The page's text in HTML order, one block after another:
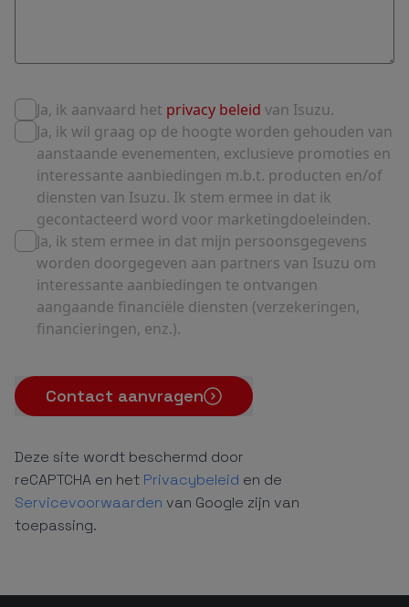
Ja, ik aanvaard het privacy beleid van Isuzu.
Ja, ik wil graag op de hoogte worden gehouden van
aanstaande evenementen, exclusieve promoties en
interessante aanbiedingen m.b.t. producten en/of
diensten van Isuzu. Ik stem ermee in dat ik
gecontacteerd word voor marketingdoeleinden.
Ja, ik stem ermee in dat mijn persoonsgegevens
worden doorgegeven aan partners van Isuzu om
interessante aanbiedingen te ontvangen
aangaande financiële diensten (verzekeringen,
financieringen, enz.).
Contact aanvragen
Deze site wordt beschermd door
reCAPTCHA en het Privacybeleid en de
Servicevoorwaarden van Google zijn van
toepassing.